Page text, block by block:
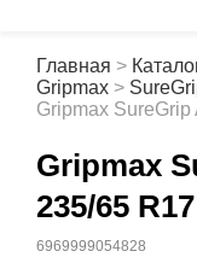
Главная >
Gripmax >
Gripmax
Gripmax
235/65
6969999054828